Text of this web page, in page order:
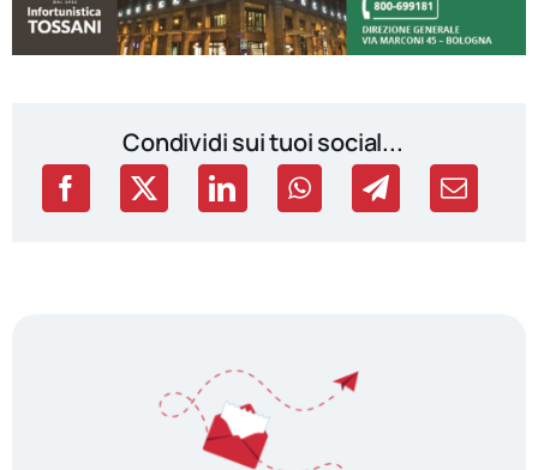
Condividi sui tuoi social...